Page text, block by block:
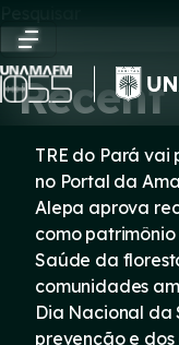
content
Pesquisar
Recent
TRE do Pará
no Portal da
Alepa aprova
como
Saúde da
comunidades
Dia Nacional
prevenção e